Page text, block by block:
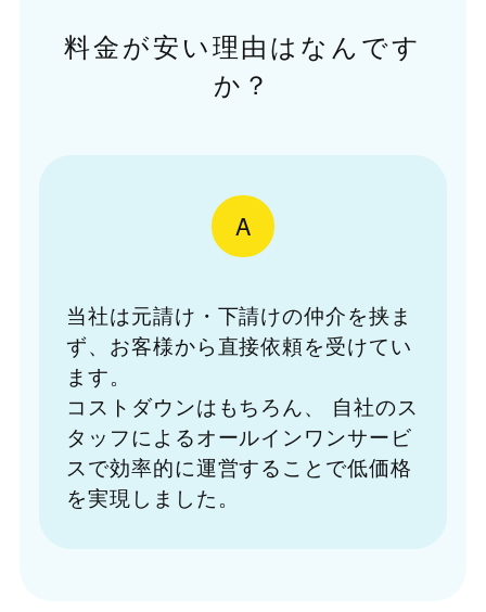
料金が安い理由はなんです
か？
A
当社は元請け・下請けの仲介を挟ま
ず、お客様から直接依頼を受けてい
ます。
コストダウンはもちろん、
自社のス
タッフによるオールインワンサービ
スで効率的に運営することで低価格
を実現しました。